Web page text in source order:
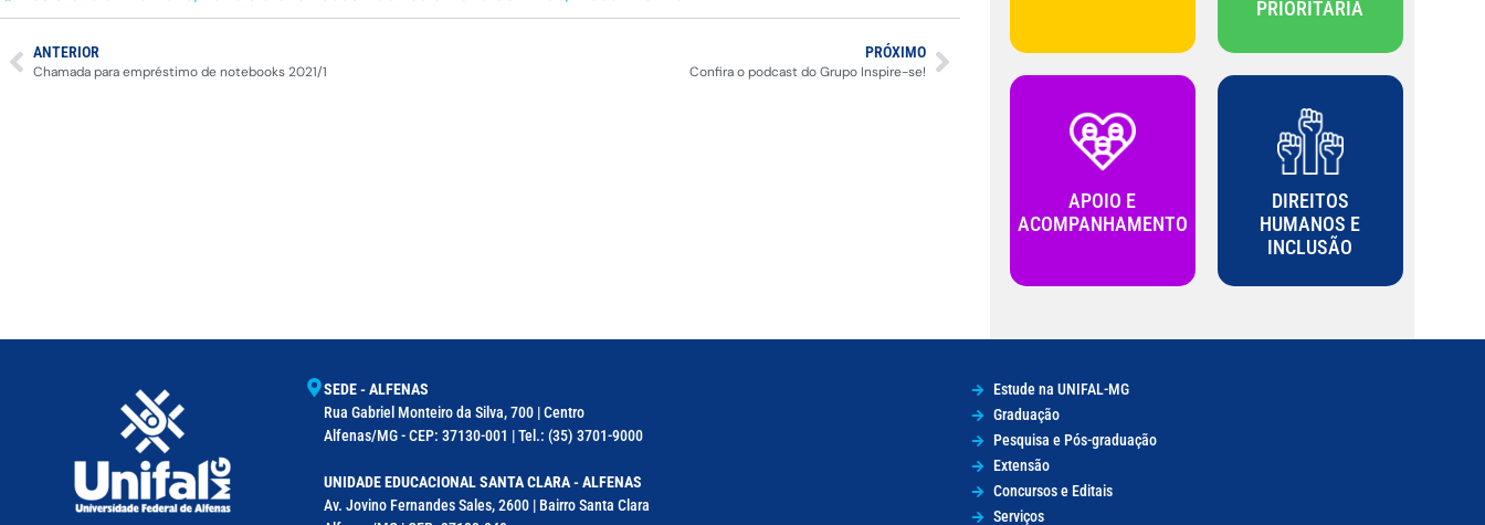
ANTERIOR
Chamada para empréstimo de notebooks 2021/1
PRÓXIMO
Confira o podcast do Grupo Inspire-se!
PRIORITÁRIA
APOIO E
ACOMPANHAMENTO
DIREITOS
HUMANOS E
INCLUSÃO
SEDE - ALFENAS
Rua Gabriel Monteiro da Silva, 700 | Centro
Alfenas/MG - CEP: 37130-001 | Tel.: (35) 3701-9000
UNIDADE EDUCACIONAL SANTA CLARA - ALFENAS
Av. Jovino Fernandes Sales, 2600 | Bairro Santa Clara
Estude na UNIFAL-MG
Graduação
Pesquisa e Pós-graduação
Extensão
Concursos e Editais
Serviços